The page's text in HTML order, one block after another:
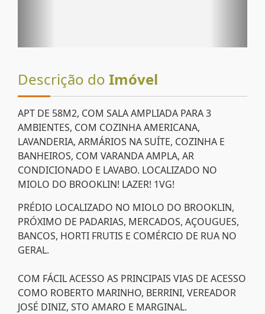
Descrição do Imóvel
APT DE 58M2, COM SALA AMPLIADA PARA 3
AMBIENTES, COM COZINHA AMERICANA,
LAVANDERIA, ARMÁRIOS NA SUÍTE, COZINHA E
BANHEIROS, COM VARANDA AMPLA, AR
CONDICIONADO E LAVABO. LOCALIZADO NO
MIOLO DO BROOKLIN! LAZER! 1VG!
PRÉDIO LOCALIZADO NO MIOLO DO BROOKLIN,
PRÓXIMO DE PADARIAS, MERCADOS, AÇOUGUES,
BANCOS, HORTI FRUTIS E COMÉRCIO DE RUA NO
GERAL.
COM FÁCIL ACESSO AS PRINCIPAIS VIAS DE ACESSO
COMO ROBERTO MARINHO, BERRINI, VEREADOR
JOSÉ DINIZ, STO AMARO E MARGINAL.